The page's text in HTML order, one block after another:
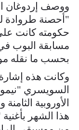
ووصف إردوغان
"أحصنة طروادة
حكومته كانت
بحسب ما نقله
وكانت هذه
السويسري
الأوروبية
هذا الشهر